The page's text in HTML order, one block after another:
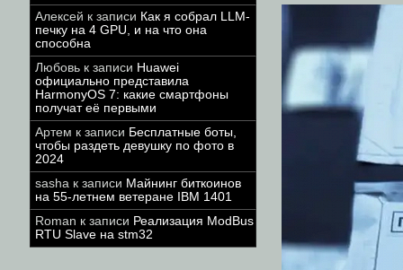
Алексей к записи Как я собрал LLM-
печку на 4 GPU, и на что она
способна
Любовь к записи Huawei
официально представила
HarmonyOS 7: какие смартфоны
получат её первыми
Артем к записи Бесплатные боты,
чтобы раздеть девушку по фото в
2024
sasha к записи Майнинг биткоинов
на 55-летнем ветеране IBM 1401
Roman к записи Реализация ModBus
RTU Slave на stm32